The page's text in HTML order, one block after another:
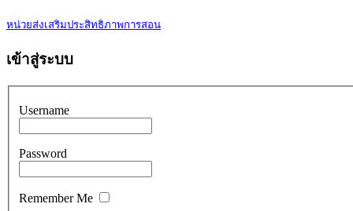
หน่วยส่งเสริมประสิทธิภาพการสอน
เข้าสู่ระบบ
Username
Password
Remember Me